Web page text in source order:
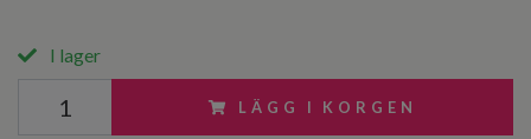
I lager
LÄGG I KORGEN